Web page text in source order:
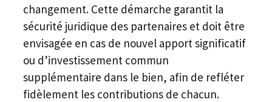
changement. Cette démarche garantit la
sécurité juridique des partenaires et doit être
envisagée en cas de nouvel apport significatif
ou d’investissement commun
supplémentaire dans le bien, afin de refléter
fidèlement les contributions de chacun.